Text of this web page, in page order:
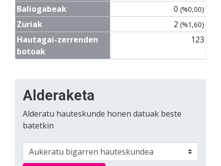
Baliogabeak
0 (%0,00)
Zuriak 2 (%1,60)
Hautagai-zerrenden
botoak
123
Alderaketa
Alderatu hauteskunde honen datuak beste
batetkin